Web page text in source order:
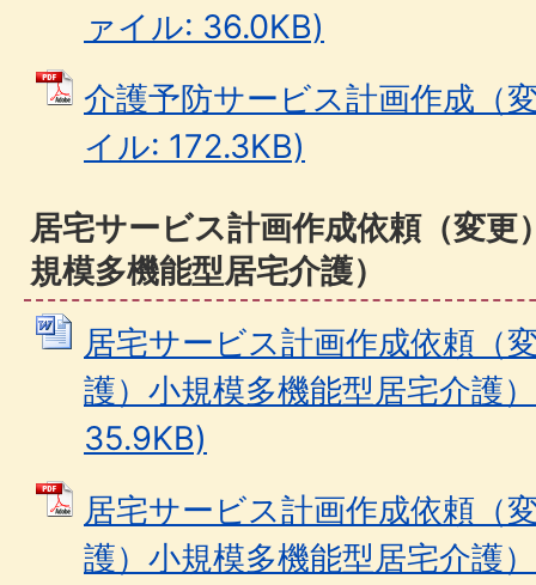
ァイル: 36.0KB)
介護予防サービス計画作成（
イル: 172.3KB)
居宅サービス計画作成依頼（変更
規模多機能型居宅介護）
居宅サービス計画作成依頼（
護）小規模多機能型居宅介護
35.9KB)
居宅サービス計画作成依頼（
護）小規模多機能型居宅介護